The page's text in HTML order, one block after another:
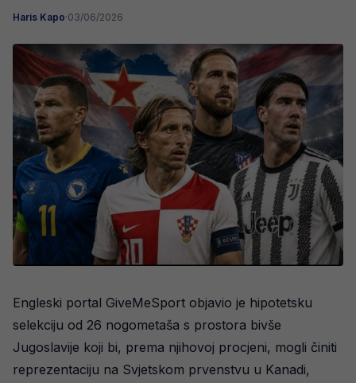
Haris Kapo·03/06/2026
Engleski portal GiveMeSport objavio je hipotetsku
selekciju od 26 nogometaša s prostora bivše
Jugoslavije koji bi, prema njihovoj procjeni, mogli činiti
reprezentaciju na Svjetskom prvenstvu u Kanadi,